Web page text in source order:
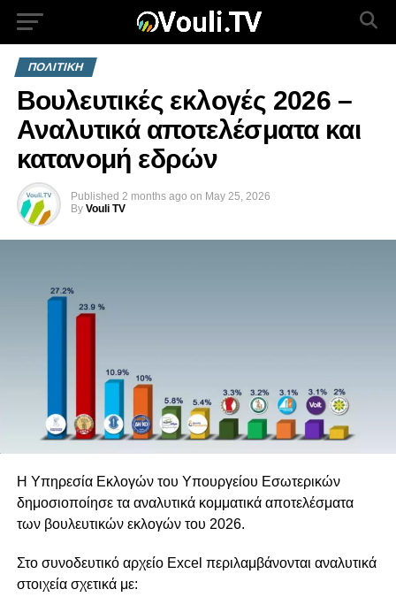
ΠΟΛΙΤΙΚΗ
Βουλευτικές εκλογές 2026 –
Αναλυτικά αποτελέσματα και
κατανομή εδρών
Published 2 months ago on May 25, 2026
By Vouli TV
Η Υπηρεσία Εκλογών του Υπουργείου Εσωτερικών
δημοσιοποίησε τα αναλυτικά κομματικά αποτελέσματα
των βουλευτικών εκλογών του 2026.
Στο συνοδευτικό αρχείο Excel περιλαμβάνονται αναλυτικά
στοιχεία σχετικά με: